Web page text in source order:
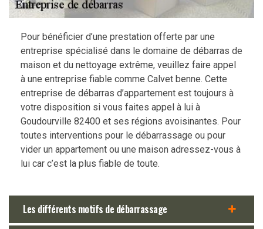
Pour bénéficier d’une prestation offerte par une
entreprise spécialisé dans le domaine de débarras de
maison et du nettoyage extrême, veuillez faire appel
à une entreprise fiable comme Calvet benne. Cette
entreprise de débarras d’appartement est toujours à
votre disposition si vous faites appel à lui à
Goudourville 82400 et ses régions avoisinantes. Pour
toutes interventions pour le débarrassage ou pour
vider un appartement ou une maison adressez-vous à
lui car c’est la plus fiable de toute.
Les différents motifs de débarrassage